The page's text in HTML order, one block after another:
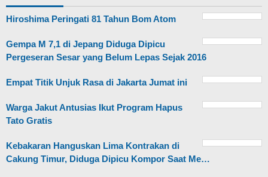
Hiroshima Peringati 81 Tahun Bom Atom
Gempa M 7,1 di Jepang Diduga Dipicu
Pergeseran Sesar yang Belum Lepas Sejak 2016
Empat Titik Unjuk Rasa di Jakarta Jumat ini
Warga Jakut Antusias Ikut Program Hapus
Tato Gratis
Kebakaran Hanguskan Lima Kontrakan di
Cakung Timur, Diduga Dipicu Kompor Saat Me…